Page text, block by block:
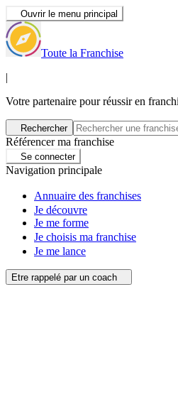
Ouvrir le menu principal
Toute la Franchise
|
Votre partenaire pour réussir en
Rechercher
Référencer ma franchise
Se connecter
Navigation principale
Annuaire des franchises
Je découvre
Je me forme
Je choisis ma franchise
Je me lance
Etre rappelé par un coach